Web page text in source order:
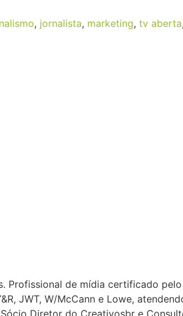
, jornalista, marketing, tv aberta,
Profissional de mídia certificado
JWT, W/McCann e Lowe,